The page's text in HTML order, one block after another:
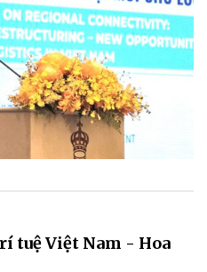
tuệ Việt Nam - Hoa